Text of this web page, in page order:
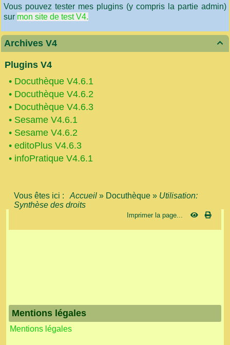
Vous pouvez tester mes plugins (y compris la partie admin)
sur mon site de test V4.

Archives V4
Plugins V4
• Docuthèque V4.6.1
• Docuthèque V4.6.2
• Docuthèque V4.6.3
• Sesame V4.6.1
• Sesame V4.6.2
• editoPlus V4.6.3
• infoPratique V4.6.1
Vous êtes ici : Accueil » Docuthèque » Utilisation:
Synthèse des droits
Imprimer la page...
Mentions légales
Mentions légales